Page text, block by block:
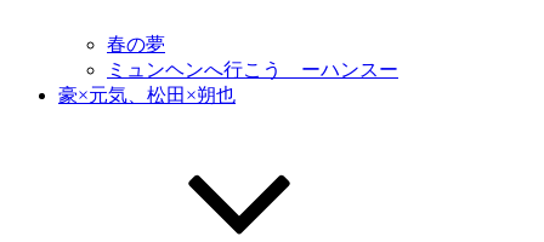
春の夢
ミュンヘンへ行こう ーハンスー
豪×元気、松田×朔也